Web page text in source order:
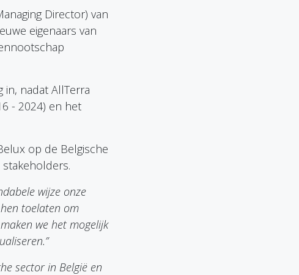
Director) van
eigenaars van
in, nadat AllTerra
- 2024) en het
op de Belgische
wijze onze
toelaten om
we het mogelijk
sector in België en